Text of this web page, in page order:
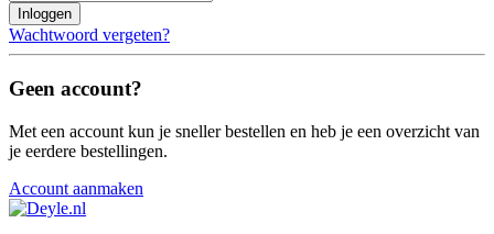
Inloggen
Wachtwoord vergeten?
Geen account?
Met een account kun je sneller bestellen en heb je een overzicht van
je eerdere bestellingen.
Account aanmaken